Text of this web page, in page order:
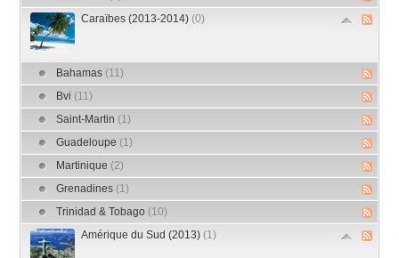
Caraïbes (2013-2014) (0)
Bahamas (11)
Bvi (11)
Saint-Martin (1)
Guadeloupe (1)
Martinique (2)
Grenadines (1)
Trinidad & Tobago (10)
Amérique du Sud (2013) (1)